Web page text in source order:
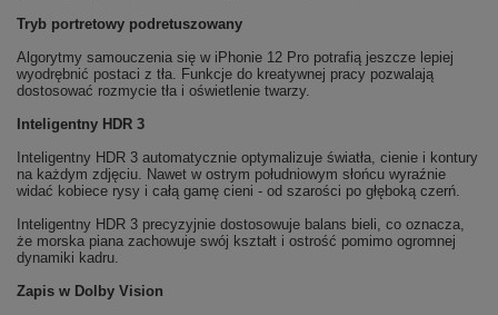
Tryb portretowy podretuszowany
Algorytmy samouczenia się w iPhonie 12 Pro potrafią jeszcze lepiej
wyodrębnić postaci z tła. Funkcje do kreatywnej pracy pozwalają
dostosować rozmycie tła i oświetlenie twarzy.
Inteligentny HDR 3
Inteligentny HDR 3 automatycznie optymalizuje światła, cienie i kontury
na każdym zdjęciu. Nawet w ostrym południowym słońcu wyraźnie
widać kobiece rysy i całą gamę cieni - od szarości po głęboką czerń.
Inteligentny HDR 3 precyzyjnie dostosowuje balans bieli, co oznacza,
że morska piana zachowuje swój kształt i ostrość pomimo ogromnej
dynamiki kadru.
Zapis w Dolby Vision